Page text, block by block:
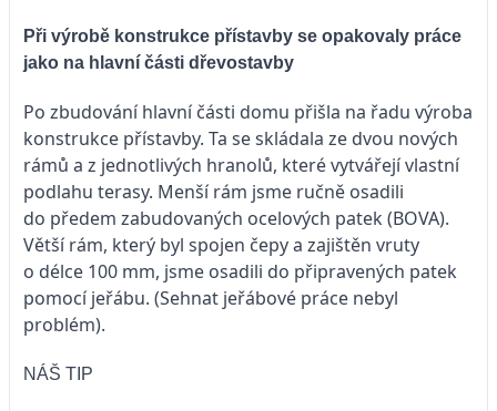
Při výrobě konstrukce přístavby se opakovaly práce
jako na hlavní části dřevostavby
Po zbudování hlavní části domu přišla na řadu výroba
konstrukce přístavby. Ta se skládala ze dvou nových
rámů a z jednotlivých hranolů, které vytvářejí vlastní
podlahu terasy. Menší rám jsme ručně osadili
do předem zabudovaných ocelových patek (BOVA).
Větší rám, který byl spojen čepy a zajištěn vruty
o délce 100 mm, jsme osadili do připravených patek
pomocí jeřábu. (Sehnat jeřábové práce nebyl
problém).
NÁŠ TIP